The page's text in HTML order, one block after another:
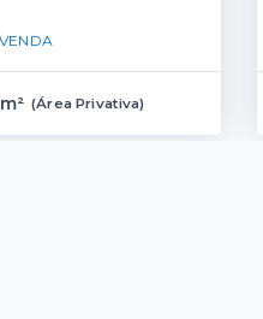
VENDA
(Área Privativa)